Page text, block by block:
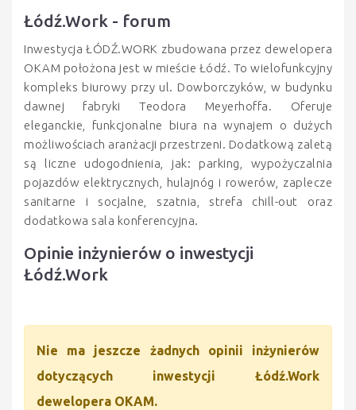
Łódź.Work - forum
Inwestycja ŁÓDŹ.WORK zbudowana przez dewelopera
OKAM położona jest w mieście Łódź. To wielofunkcyjny
kompleks biurowy przy ul. Dowborczyków, w budynku
dawnej fabryki Teodora Meyerhoffa. Oferuje
eleganckie, funkcjonalne biura na wynajem o dużych
możliwościach aranżacji przestrzeni. Dodatkową zaletą
są liczne udogodnienia, jak: parking, wypożyczalnia
pojazdów elektrycznych, hulajnóg i rowerów, zaplecze
sanitarne i socjalne, szatnia, strefa chill-out oraz
dodatkowa sala konferencyjna.
Opinie inżynierów o inwestycji
Łódź.Work
Nie ma jeszcze żadnych opinii inżynierów
dotyczących inwestycji Łódź.Work
dewelopera OKAM.